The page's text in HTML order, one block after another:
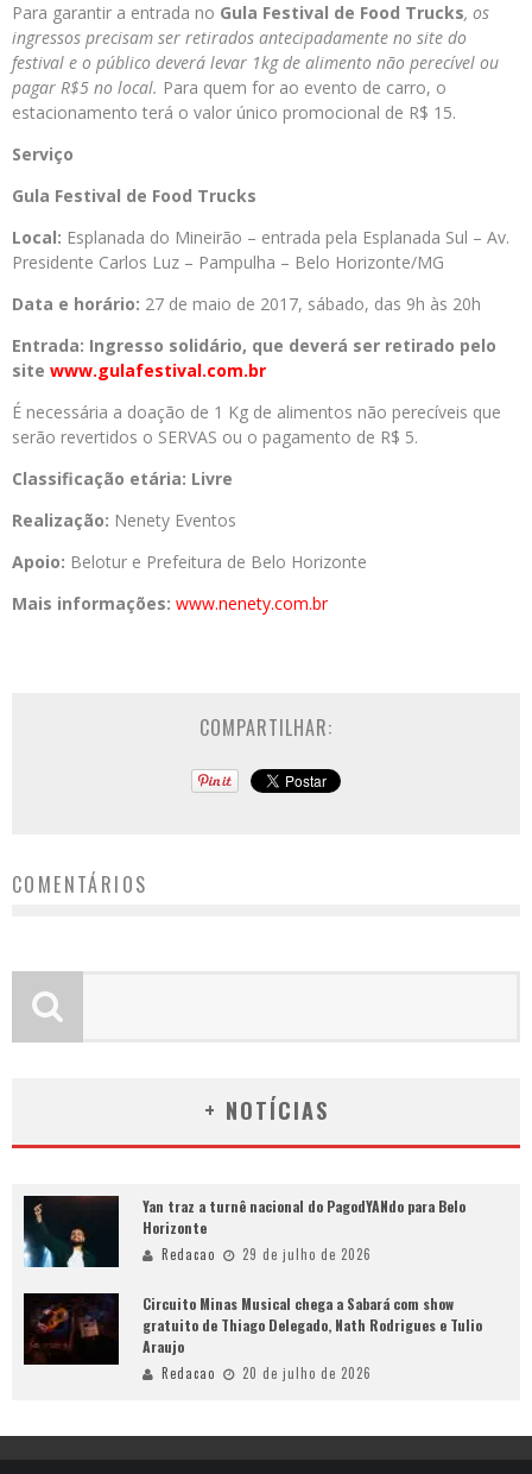
Para garantir a entrada no Gula Festival de Food Trucks, os
ingressos precisam ser retirados antecipadamente no site do
festival e o público deverá levar 1kg de alimento não perecível ou
pagar R$5 no local. Para quem for ao evento de carro, o
estacionamento terá o valor único promocional de R$ 15.
Serviço
Gula Festival de Food Trucks
Local: Esplanada do Mineirão – entrada pela Esplanada Sul – Av.
Presidente Carlos Luz – Pampulha – Belo Horizonte/MG
Data e horário: 27 de maio de 2017, sábado, das 9h às 20h
Entrada: Ingresso solidário, que deverá ser retirado pelo
site www.gulafestival.com.br
É necessária a doação de 1 Kg de alimentos não perecíveis que
serão revertidos o SERVAS ou o pagamento de R$ 5.
Classificação etária: Livre
Realização: Nenety Eventos
Apoio: Belotur e Prefeitura de Belo Horizonte
Mais informações: www.nenety.com.br
COMPARTILHAR:
COMENTÁRIOS
+ NOTÍCIAS
Yan traz a turnê nacional do PagodYANdo para Belo
Horizonte
Redacao 29 de julho de 2026
Circuito Minas Musical chega a Sabará com show
gratuito de Thiago Delegado, Nath Rodrigues e Tulio
Araujo
Redacao 20 de julho de 2026